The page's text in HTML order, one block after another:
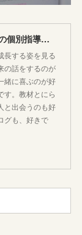
「第二の家」ブログ｜藤沢市の個別指導塾のお話
長する姿を見る
の話をするのが
緒に喜ぶのが好
す。教材とにら
と出会うのも好
グも、好きで